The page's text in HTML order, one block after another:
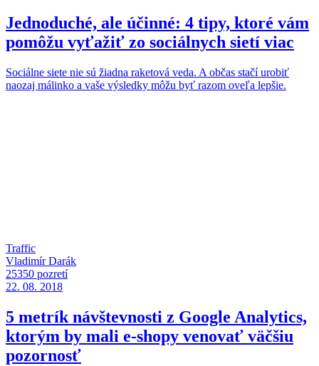
Jednoduché, ale účinné: 4 tipy, ktoré vám
pomôžu vyťažiť zo sociálnych sietí viac
Sociálne siete nie sú žiadna raketová veda. A občas stačí urobiť
naozaj málinko a vaše výsledky môžu byť razom oveľa lepšie.
Traffic
Vladimír Darák
25350 pozretí
22. 08. 2018
5 metrík návštevnosti z Google Analytics,
ktorým by mali e-shopy venovať väčšiu
pozornosť